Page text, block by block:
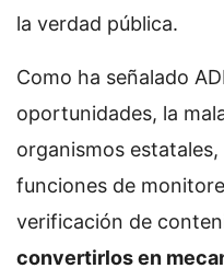
la verdad pública.
Como ha señalado
oportunidades, la
organismos
funciones de
verificación de
convertirlos en